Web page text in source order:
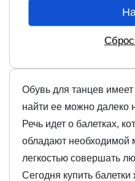
Обувь для танцев
найти ее можно далеко
Речь идет о балетках,
обладают необходимой
легкостью совершать
Сегодня купить